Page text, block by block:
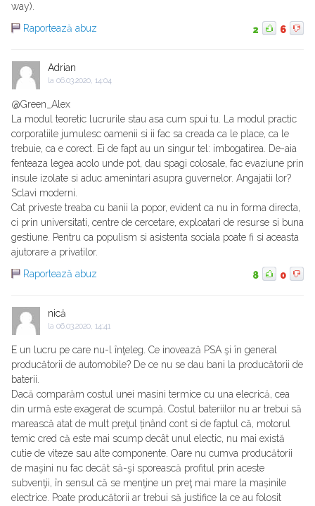
way).
Raportează abuz
2 6
Adrian
la 06.03.2020, 14:04
@Green_Alex
La modul teoretic lucrurile stau asa cum spui tu. La modul practic
corporatiile jumulesc oamenii si ii fac sa creada ca le place, ca le
trebuie, ca e corect. Ei de fapt au un singur tel: imbogatirea. De-aia
fenteaza legea acolo unde pot, dau spagi colosale, fac evaziune prin
insule izolate si aduc amenintari asupra guvernelor. Angajatii lor?
Sclavi moderni.
Cat priveste treaba cu banii la popor, evident ca nu in forma directa,
ci prin universitati, centre de cercetare, exploatari de resurse si buna
gestiune. Pentru ca populism si asistenta sociala poate fi si aceasta
ajutorare a privatilor.
Raportează abuz
8 0
nică
la 06.03.2020, 14:41
E un lucru pe care nu-l înţeleg. Ce inovează PSA şi în general
producătorii de automobile? De ce nu se dau bani la producătorii de
baterii.
Dacă comparăm costul unei masini termice cu una elecrică, cea
din urmă este exagerat de scumpă. Costul bateriilor nu ar trebui să
marească atat de mult preţul ținând cont si de faptul că, motorul
temic cred că este mai scump decât unul electic, nu mai există
cutie de viteze sau alte componente. Oare nu cumva producătorii
de maşini nu fac decăt să-şi sporească profitul prin aceste
subvenţii, în sensul că se menţine un preţ mai mare la mașinile
electrice. Poate producătorii ar trebui să justifice la ce au folosit